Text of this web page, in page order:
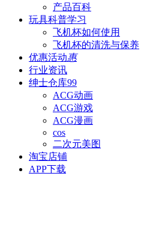
产品百科
玩具科普学习
飞机杯如何使用
飞机杯的清洗与保养
优惠活动惠
行业资讯
绅士仓库99
ACG动画
ACG游戏
ACG漫画
cos
二次元美图
淘宝店铺
APP下载